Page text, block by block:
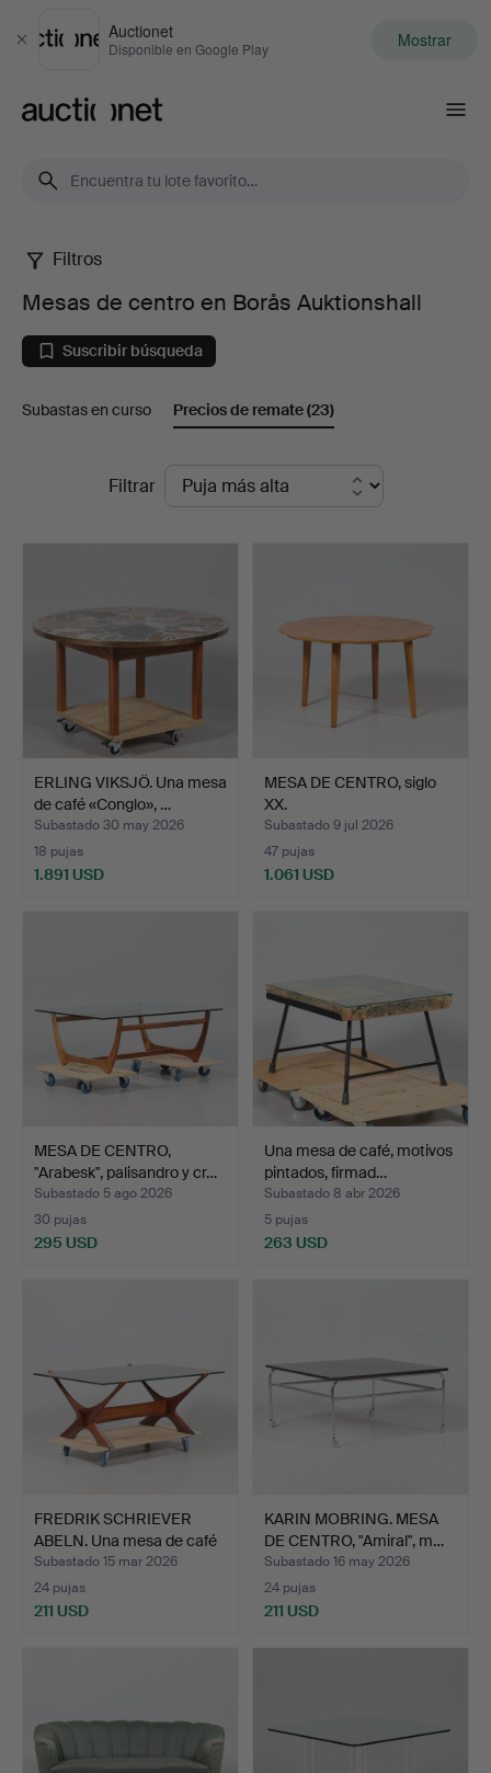
Cerrar
Auctionet
Disponible en Google Play Mostrar
Mesas
de
centro
en
Filtros
Mesas de centro en Borås Auktionshall
Suscribir búsqueda
Subastas en curso Precios de remate(23)
Filtrar
ERLING VIKSJÖ. Una mesa
de café «Conglo», …
Subastado 30 may 2026
18 pujas
1.891 USD
MESA DE CENTRO, siglo
XX.
Subastado 9 jul 2026
47 pujas
1.061 USD
MESA DE CENTRO,
"Arabesk", palisandro y cr…
Subastado 5 ago 2026
30 pujas
295 USD
Una mesa de café, motivos
pintados, firmad…
Subastado 8 abr 2026
5 pujas
263 USD
FREDRIK SCHRIEVER
ABELN. Una mesa de café
…
Subastado 15 mar 2026
24 pujas
211 USD
KARIN MOBRING. MESA
DE CENTRO, "Amiral", m…
Subastado 16 may 2026
24 pujas
211 USD